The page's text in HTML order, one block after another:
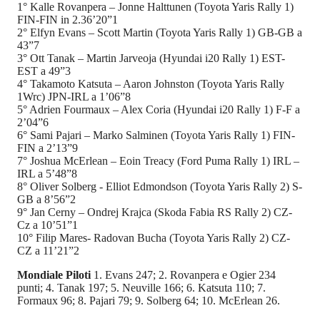
1° Kalle Rovanpera – Jonne Halttunen (Toyota Yaris Rally 1)
FIN-FIN in 2.36’20”1
2° Elfyn Evans – Scott Martin (Toyota Yaris Rally 1) GB-GB a
43”7
3° Ott Tanak – Martin Jarveoja (Hyundai i20 Rally 1) EST-
EST a 49”3
4° Takamoto Katsuta – Aaron Johnston (Toyota Yaris Rally
1Wrc) JPN-IRL a 1’06”8
5° Adrien Fourmaux – Alex Coria (Hyundai i20 Rally 1) F-F a
2’04”6
6° Sami Pajari – Marko Salminen (Toyota Yaris Rally 1) FIN-
FIN a 2’13”9
7° Joshua McErlean – Eoin Treacy (Ford Puma Rally 1) IRL –
IRL a 5’48”8
8° Oliver Solberg - Elliot Edmondson (Toyota Yaris Rally 2) S-
GB a 8’56”2
9° Jan Cerny – Ondrej Krajca (Skoda Fabia RS Rally 2) CZ-
Cz a 10’51”1
10° Filip Mares- Radovan Bucha (Toyota Yaris Rally 2) CZ-
CZ a 11’21”2
Mondiale Piloti 1. Evans 247; 2. Rovanpera e Ogier 234
punti; 4. Tanak 197; 5. Neuville 166; 6. Katsuta 110; 7.
Formaux 96; 8. Pajari 79; 9. Solberg 64; 10. McErlean 26.